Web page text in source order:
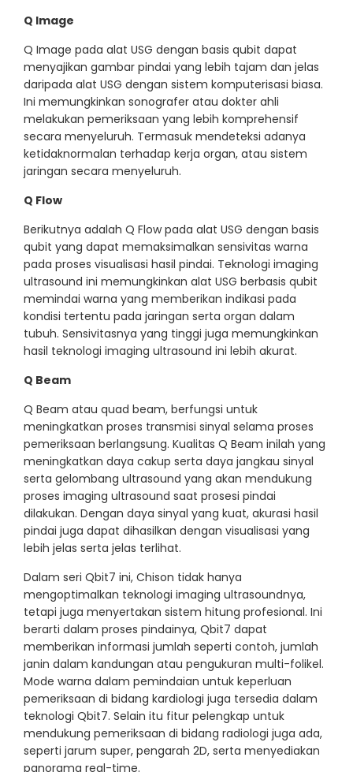
Q Image
Q Image pada alat USG dengan basis qubit dapat
menyajikan gambar pindai yang lebih tajam dan jelas
daripada alat USG dengan sistem komputerisasi biasa.
Ini memungkinkan sonografer atau dokter ahli
melakukan pemeriksaan yang lebih komprehensif
secara menyeluruh. Termasuk mendeteksi adanya
ketidaknormalan terhadap kerja organ, atau sistem
jaringan secara menyeluruh.
Q Flow
Berikutnya adalah Q Flow pada alat USG dengan basis
qubit yang dapat memaksimalkan sensivitas warna
pada proses visualisasi hasil pindai. Teknologi imaging
ultrasound ini memungkinkan alat USG berbasis qubit
memindai warna yang memberikan indikasi pada
kondisi tertentu pada jaringan serta organ dalam
tubuh. Sensivitasnya yang tinggi juga memungkinkan
hasil teknologi imaging ultrasound ini lebih akurat.
Q Beam
Q Beam atau quad beam, berfungsi untuk
meningkatkan proses transmisi sinyal selama proses
pemeriksaan berlangsung. Kualitas Q Beam inilah yang
meningkatkan daya cakup serta daya jangkau sinyal
serta gelombang ultrasound yang akan mendukung
proses imaging ultrasound saat prosesi pindai
dilakukan. Dengan daya sinyal yang kuat, akurasi hasil
pindai juga dapat dihasilkan dengan visualisasi yang
lebih jelas serta jelas terlihat.
Dalam seri Qbit7 ini, Chison tidak hanya
mengoptimalkan teknologi imaging ultrasoundnya,
tetapi juga menyertakan sistem hitung profesional. Ini
berarti dalam proses pindainya, Qbit7 dapat
memberikan informasi jumlah seperti contoh, jumlah
janin dalam kandungan atau pengukuran multi-folikel.
Mode warna dalam pemindaian untuk keperluan
pemeriksaan di bidang kardiologi juga tersedia dalam
teknologi Qbit7. Selain itu fitur pelengkap untuk
mendukung pemeriksaan di bidang radiologi juga ada,
seperti jarum super, pengarah 2D, serta menyediakan
panorama real-time.